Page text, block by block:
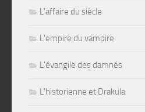
L'affaire du siècle
L'empire du vampire
L'évangile des damnés
L'historienne et Drakula